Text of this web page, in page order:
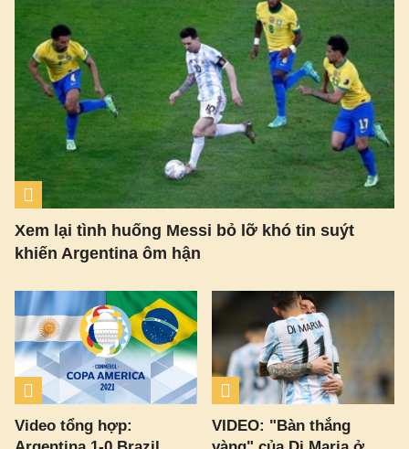
Xem lại tình huống Messi bỏ lỡ khó tin suýt
khiến Argentina ôm hận
Video tổng hợp:
VIDEO: "Bàn thắng